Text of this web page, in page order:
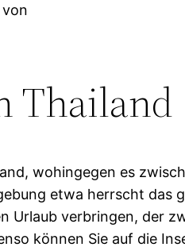
Thailand
wohingegen es
etwa herrscht das
Urlaub verbringen, der
können Sie auf die